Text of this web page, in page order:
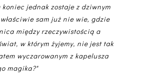
jednak zostaje z dziwnym
sam już nie wie, gdzie
między rzeczywistością a
w którym żyjemy, nie jest tak
wyczarowanym z kapelusza
magika?"